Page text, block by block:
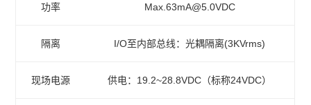
功率 Max.63mA@5.0VDC
隔离 I/O至内部总线：光耦隔离(3KVrms)
现场电源 供电：19.2~28.8VDC（标称24VDC）